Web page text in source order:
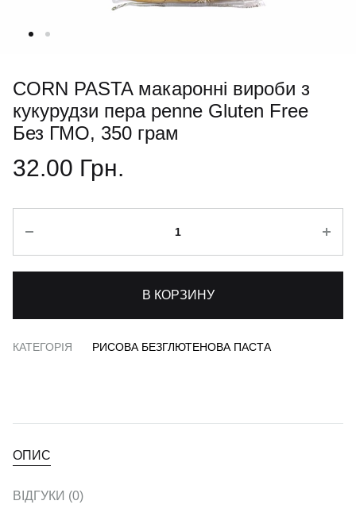
CORN PASTA макаронні вироби з
кукурудзи пера penne Gluten Free
Без ГМО, 350 грам
32.00 Грн.
В КОРЗИНУ
КАТЕГОРІЯ РИСОВА БЕЗГЛЮТЕНОВА ПАСТА
ОПИС
ВІДГУКИ (0)